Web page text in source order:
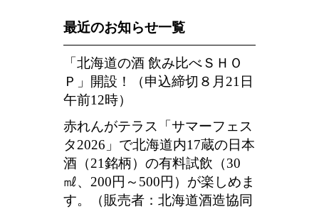
最近のお知らせ一覧
「北海道の酒 飲み比べＳＨＯ
Ｐ」開設！（申込締切８月21日
午前12時）
赤れんがテラス「サマーフェス
タ2026」で北海道内17蔵の日本
酒（21銘柄）の有料試飲（30
㎖、200円～500円）が楽しめま
す。（販売者：北海道酒造協同